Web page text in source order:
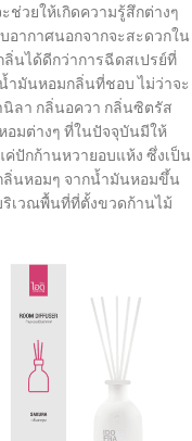
วยให้เกิดความรู้สึกต่างๆ
ากาศนอกจากจะสะดวกใน
นได้ดีกว่าการฉีดสเปรย์ที่
ำมันหอมกลิ่นที่ชอบ ไม่ว่าจะ
ลา กลิ่นอควา กลิ่นซิตรัส
มต่างๆ ที่ในปัจจุบันมีให้
ค่ปักก้านหวายอบแห้ง ซึ่งเป็น
ลิ่นหอมๆ จากน้ำมันหอมขึ้น
ริเวณพื้นที่ที่ตั้งขวดก้านไม้